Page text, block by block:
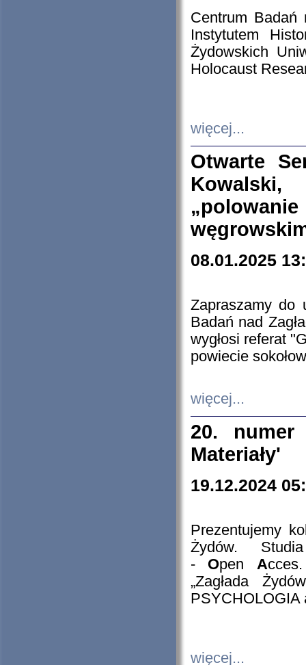
Centrum Badań
Instytutem
Żydowskich
Holocaust
więcej...
Otwarte
08.01.2025
Zapraszamy do
Badań nad
wygłosi referat
powiecie
więcej...
20. numer
Materiały'
19.12.2024
Prezentujemy
Żydów.
- Open A
„Zagłada
PSYCHOLOGIA
więcej...